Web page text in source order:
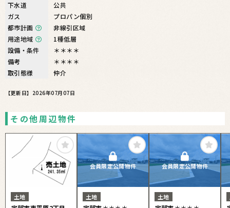
下水道
公共
ガス
プロパン個別
都市計画
非線引区域
用途地域
1種低層
設備・条件
＊＊＊＊
備考
＊＊＊＊
取引態様
仲介
【更新日】2026年07月07日
その他周辺物件
土地
会員限定公開物件
土地
会員限定公開物件
土地